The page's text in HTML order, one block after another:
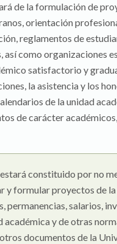
de la formulación de
orientación
reglamentos de
como organizaciones
satisfactorio y
la asistencia y los
de la unidad
de carácter
constituido por no
y formular proyectos de
permanencias, salarios,
y de otras
documentos de la